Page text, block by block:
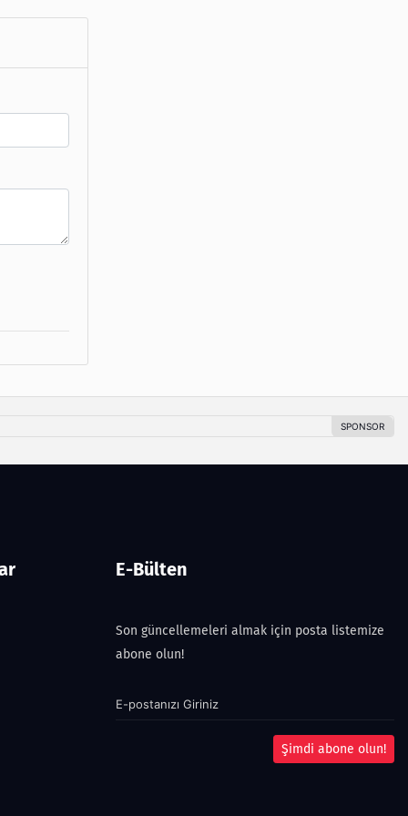
E-Bülten
Son güncellemeleri almak için posta listemize
abone olun!
Şimdi abone olun!